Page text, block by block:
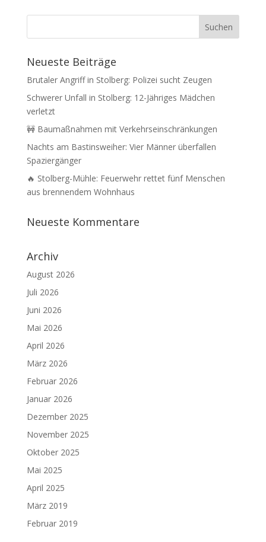
Neueste Beiträge
Brutaler Angriff in Stolberg: Polizei sucht Zeugen
Schwerer Unfall in Stolberg: 12-Jähriges Mädchen
verletzt
🚧 Baumaßnahmen mit Verkehrseinschränkungen
Nachts am Bastinsweiher: Vier Männer überfallen
Spaziergänger
🔥 Stolberg-Mühle: Feuerwehr rettet fünf Menschen
aus brennendem Wohnhaus
Neueste Kommentare
Archiv
August 2026
Juli 2026
Juni 2026
Mai 2026
April 2026
März 2026
Februar 2026
Januar 2026
Dezember 2025
November 2025
Oktober 2025
Mai 2025
April 2025
März 2019
Februar 2019